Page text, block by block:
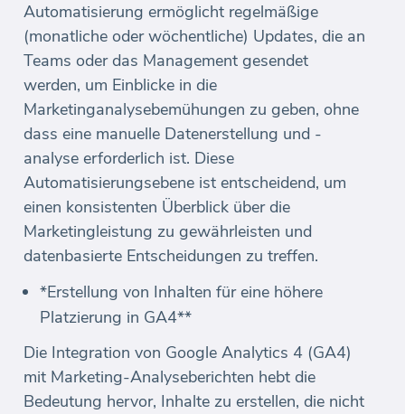
Automatisierung ermöglicht regelmäßige
(monatliche oder wöchentliche) Updates, die an
Teams oder das Management gesendet
werden, um Einblicke in die
Marketinganalysebemühungen zu geben, ohne
dass eine manuelle Datenerstellung und -
analyse erforderlich ist. Diese
Automatisierungsebene ist entscheidend, um
einen konsistenten Überblick über die
Marketingleistung zu gewährleisten und
datenbasierte Entscheidungen zu treffen.
*Erstellung von Inhalten für eine höhere
Platzierung in GA4**
Die Integration von Google Analytics 4 (GA4)
mit Marketing-Analyseberichten hebt die
Bedeutung hervor, Inhalte zu erstellen, die nicht